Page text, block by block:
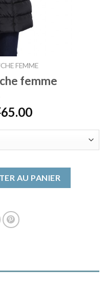
FEMME
femme
65.00
AU PANIER